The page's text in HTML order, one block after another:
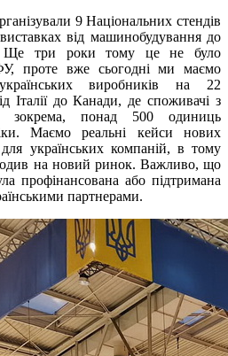
9 Національних стендів
від машинобудування до
Ще три роки тому це не було
проте вже сьогодні ми маємо
виробників на 22
Італії до Канади, де споживачі з
зокрема, понад 500 одиниць
Маємо реальні кейси нових
українських компаній, в тому
на новий ринок. Важливо, що
профінансована або підтримана
партнерами.